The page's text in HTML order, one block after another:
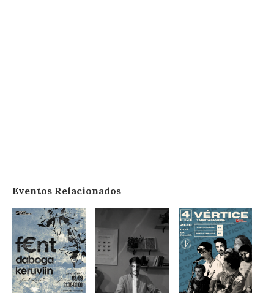
Eventos Relacionados